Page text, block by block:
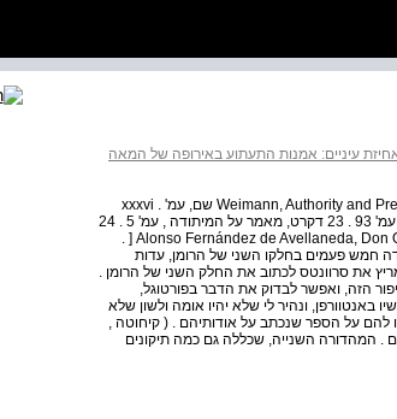
עיניים: אמנות התעתוע באירופה של המאה
144 אסנת רבינוביץ 17 Weimann, Authority and Presentation Alpers, The Art of Describing 18 19 שם, עמ' xxxvi .
Stoichita, The Self - Aware Image, p . 89 20 21 שם, עמ' 91 . 22 שם, עמ' 93 . 23 דקרט, מאמר על המיתודה , עמ' 5 . 24
קיחוטה, חלק ,2 עמ' 188 . 25 , ) Alonso Fernández de Avellaneda, Don Quixote de La Mancha ( Part II ] 1614 [ .
חמש פעמים בחלקו השני של הרומן, עדות
את סרוונטס לכתוב את החלק השני של הרומן .
הזה, ואפשר לבדוק את הדבר בפורטוגל,
באנטוורפן, ונהיר לי שלא יהיו אומה ולשון שלא
להם על הספר שנכתב על אודותיהם . ( קיחוטה ,
) . המהדורה הראשונה של קיחוטה נדפסה ב- 1750 עותקים . המהדורה השנייה, שכללה גם כמה תיקונים